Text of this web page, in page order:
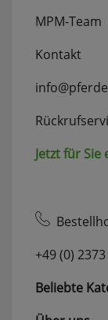
MPM-Team
Kontakt
Jetzt für
+49 (0)
Beliebte